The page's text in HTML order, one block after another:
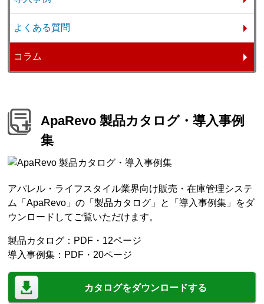
よくある質問
コラム
ApaRevo 製品カタログ・導入事例
集
アパレル・ライフスタイル業界向け販売・在庫管理システ
ム「ApaRevo」の「製品カタログ」と「導入事例集」をダ
ウンロードしてご覧いただけます。
製品カタログ：PDF・12ページ
導入事例集：PDF・20ページ
カタログをダウンロードする